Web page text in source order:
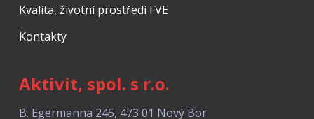
Kvalita, životní prostředí FVE
Kontakty
Aktivit, spol. s r.o.
B. Egermanna 245, 473 01 Nový Bor